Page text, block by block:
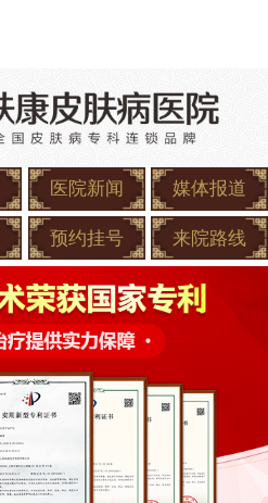
医院新闻 媒体报道
预约挂号 来院路线